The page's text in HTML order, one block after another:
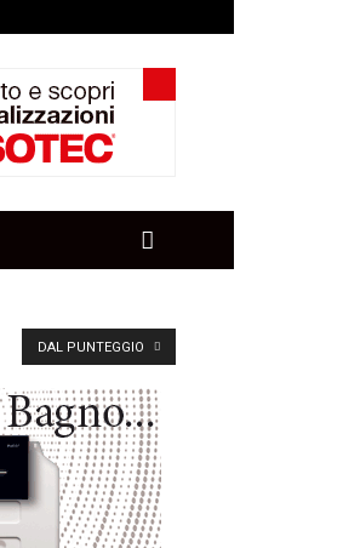
DAL PUNTEGGIO